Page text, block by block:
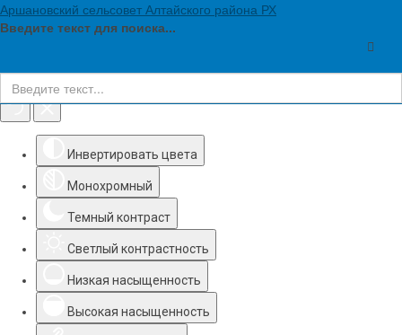
Инструменты доступности
Инвертировать цвета
Монохромный
Темный контраст
Светлый контрастность
Низкая насыщенность
Высокая насыщенность
Аршановский сельсовет Алтайского района РХ
Введите текст для поиска...